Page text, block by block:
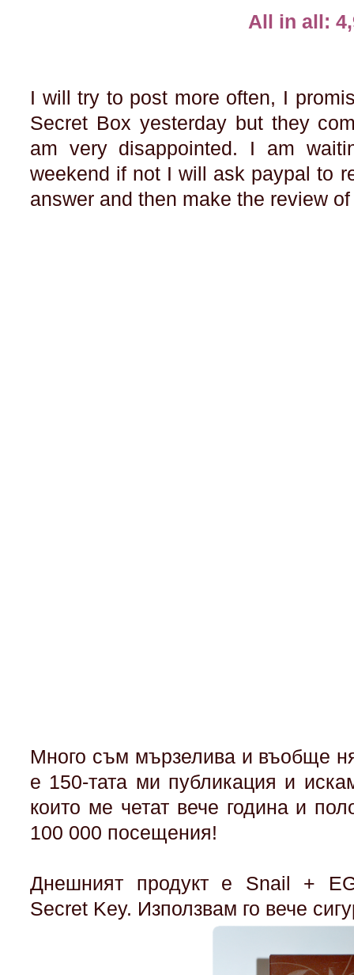
All in all:
I will try to post more often, I
Secret Box yesterday but they
am very disappointed. I am
weekend if not I will ask paypal to
answer and then make the review
Много съм мързелива и въобще
е 150-тата ми публикация и
които ме четат вече година и
100 000 посещения!
Днешният продукт е Snail +
Secret Key. Използвам го вече